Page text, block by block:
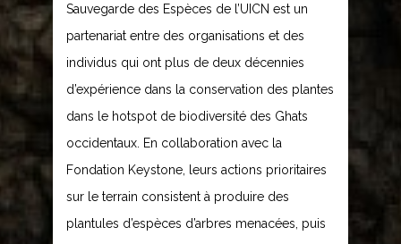
Sauvegarde des Espèces de l’UICN est un
partenariat entre des organisations et des
individus qui ont plus de deux décennies
d’expérience dans la conservation des plantes
dans le hotspot de biodiversité des Ghats
occidentaux. En collaboration avec la
Fondation Keystone, leurs actions prioritaires
sur le terrain consistent à produire des
plantules d’espèces d’arbres menacées, puis